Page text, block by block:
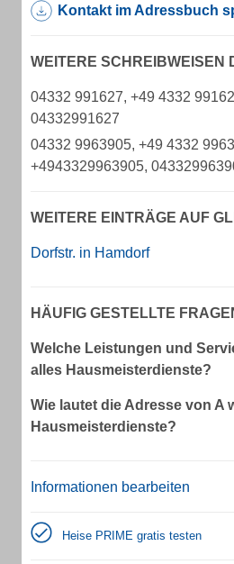
Kontakt im Adressbuch
WEITERE SCHREIBWEISEN
04332 991627, +49 4332
04332991627
04332 9963905, +49 4332
+4943329963905,
WEITERE EINTRÄGE AUF
Dorfstr. in Hamdorf
HÄUFIG GESTELLTE
Welche Leistungen und
alles Hausmeisterdienste?
Wie lautet die Adresse von A
Hausmeisterdienste?
Informationen bearbeiten
Heise PRIME gratis testen